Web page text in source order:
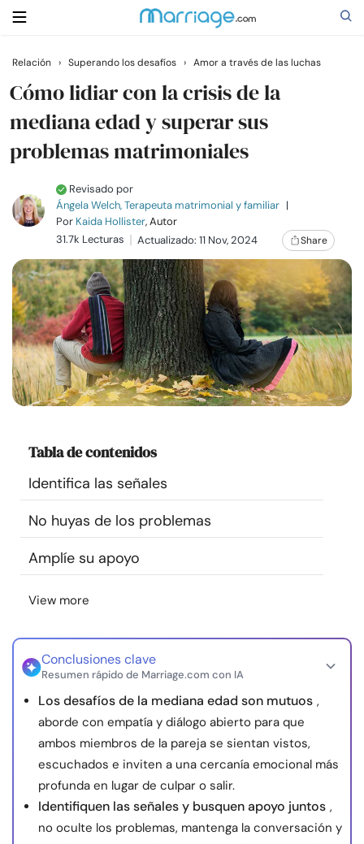
Buscar
Casarse
Relaciones
Familia
Ayuda
Cursos
Recursos
Encuentra un terapeuta
Idioma
nosotros
Relación › Superando los desafíos › Amor a través de las luchas
Cómo lidiar con la crisis de la
mediana edad y superar sus
problemas matrimoniales
Revisado por
Ángela Welch, Terapeuta matrimonial y familiar |
Por Kaida Hollister, Autor
31.7k Lecturas
Actualizado: 11 Nov, 2024 Share
Tabla de contenidos
Identifica las señales
No huyas de los problemas
Amplíe su apoyo
View more
Conclusiones clave
Resumen rápido de Marriage.com con IA
Los desafíos de la mediana edad son mutuos ,
aborde con empatía y diálogo abierto para que
ambos miembros de la pareja se sientan vistos,
escuchados e inviten a una cercanía emocional más
profunda en lugar de culpar o salir.
Identifiquen las señales y busquen apoyo juntos ,
no oculte los problemas, mantenga la conversación y